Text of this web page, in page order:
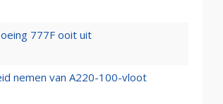
777F ooit uit
nemen van A220-100-vloot